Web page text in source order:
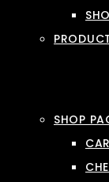
SHOP